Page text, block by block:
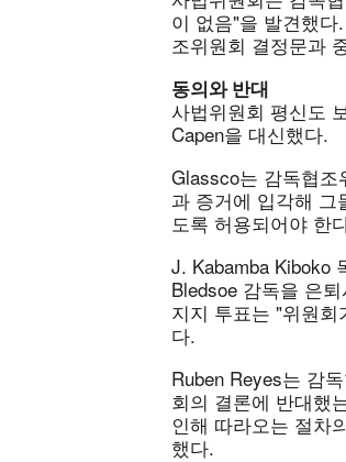
이 없음"을 발견했
조위원회 결정문과
동의와 반대
사법위원회 평신도
Capen을 대신했다.
Glassco는 감독협
과 증거에 입각해
도록 허용되어야 한
J. Kabamba Kiboko
Bledsoe 감독을 은
지지 투표는 "위원
다.
Ruben Reyes는 감
회의 결론에 반대했
인해 따라오는 절차
했다.